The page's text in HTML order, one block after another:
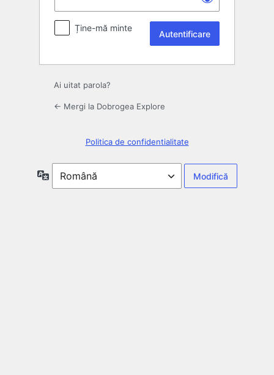
Ține-mă minte
Ai uitat parola?
← Mergi la Dobrogea Explore
Politica de confidentialitate
Limbă